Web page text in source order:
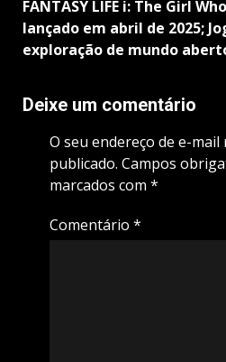
FANTASY LIFE i: The Girl
lançado em abril de 2025;
exploração de mundo
Deixe um comentário
O seu endereço de e-mail
publicado. Campos
marcados com *
Comentário *